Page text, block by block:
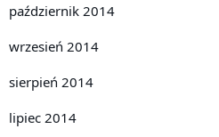
październik 2014
wrzesień 2014
sierpień 2014
lipiec 2014